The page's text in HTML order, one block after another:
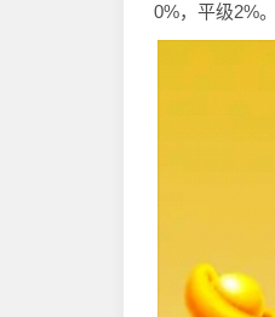
0%，平级2%